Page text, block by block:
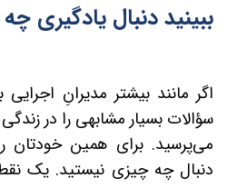
ببینید دنبال یادگیری
اگر مانند بیشتر مدیرانِ
سؤالات بسیار مشابهی را در
می‌پرسید. برای همین خودتان
دنبال چه چیزی نیستید. یک